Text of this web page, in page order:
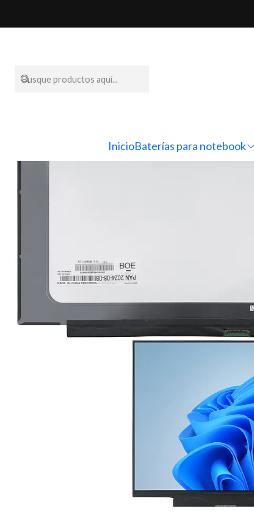
InicioBaterías para notebook